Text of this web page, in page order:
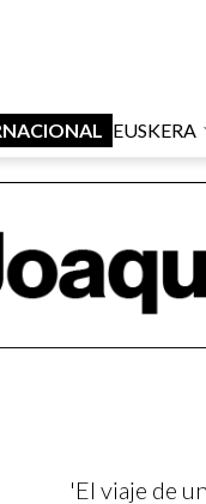
EUSKERA
'El viaje de